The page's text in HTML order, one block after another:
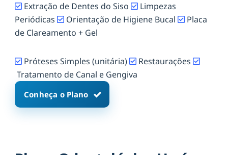
Extração de Dentes do Siso
Limpezas
Periódicas
Orientação de Higiene Bucal
Placa
de Clareamento + Gel
Próteses Simples (unitária)
Restaurações
Tratamento de Canal e Gengiva
Conheça o Plano